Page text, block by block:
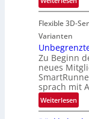
u
f
t
-
u
n
d
R
a
u
e
n
P
a
t
n
e
r
s
c
h
Flexible 3D-
Varianten
Zu Beginn
neues
sprach mit
Weiterlesen:
U